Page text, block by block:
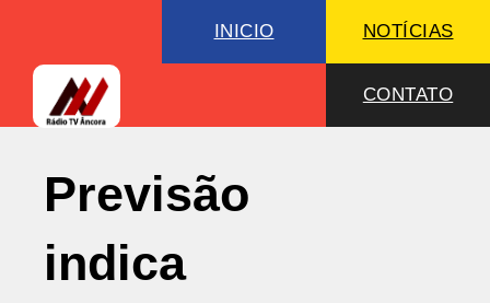
INICIO NOTÍCIAS
CONTATO
Previsão
indica